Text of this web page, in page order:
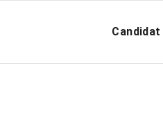
Candidat